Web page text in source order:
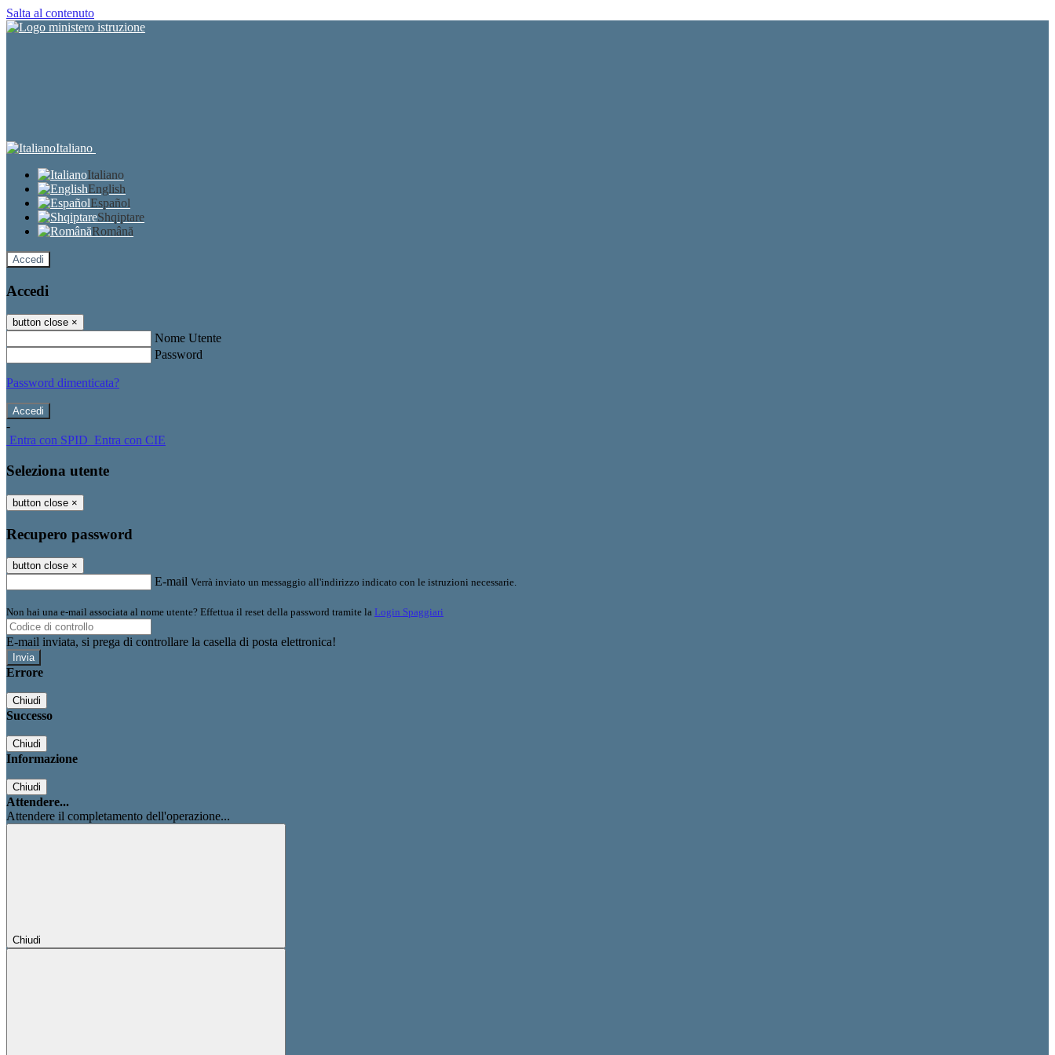
Salta al contenuto
Italiano
Italiano
English
Español
Shqiptare
Română
Accedi
Accedi
button close ×
Nome Utente
Password
Password dimenticata?
-
Entra con SPID Entra con CIE
Seleziona utente
button close ×
Recupero password
button close ×
E-mail Verrà inviato un messaggio all'indirizzo indicato con le istruzioni necessarie.
Non hai una e-mail associata al nome utente? Effettua il reset della password tramite la Login Spaggiari
E-mail inviata, si prega di controllare la casella di posta elettronica!
Errore
Chiudi
Successo
Chiudi
Informazione
Chiudi
Attendere...
Attendere il completamento dell'operazione...
Chiudi